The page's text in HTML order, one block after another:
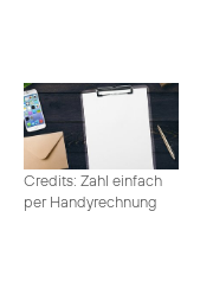
Credits: Zahl einfach
per Handyrechnung